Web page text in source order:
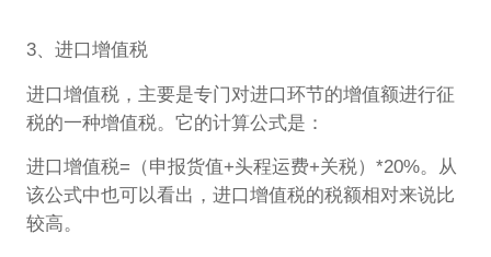
3、进口增值税
进口增值税，主要是专门对进口环节的增值额进行征
税的一种增值税。它的计算公式是：
进口增值税=（申报货值+头程运费+关税）*20%。从
该公式中也可以看出，进口增值税的税额相对来说比
较高。